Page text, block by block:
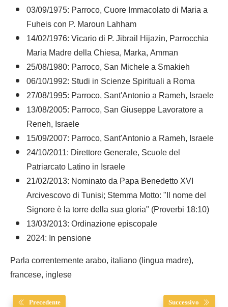
03/09/1975: Parroco, Cuore Immacolato di Maria a
Fuheis con P. Maroun Lahham
14/02/1976: Vicario di P. Jibrail Hijazin, Parrocchia
Maria Madre della Chiesa, Marka, Amman
25/08/1980: Parroco, San Michele a Smakieh
06/10/1992: Studi in Scienze Spirituali a Roma
27/08/1995: Parroco, Sant'Antonio a Rameh, Israele
13/08/2005: Parroco, San Giuseppe Lavoratore a
Reneh, Israele
15/09/2007: Parroco, Sant'Antonio a Rameh, Israele
24/10/2011: Direttore Generale, Scuole del
Patriarcato Latino in Israele
21/02/2013: Nominato da Papa Benedetto XVI
Arcivescovo di Tunisi; Stemma Motto: "Il nome del
Signore è la torre della sua gloria" (Proverbi 18:10)
13/03/2013: Ordinazione episcopale
2024: In pensione
Parla correntemente arabo, italiano (lingua madre),
francese, inglese
Precedente Successivo